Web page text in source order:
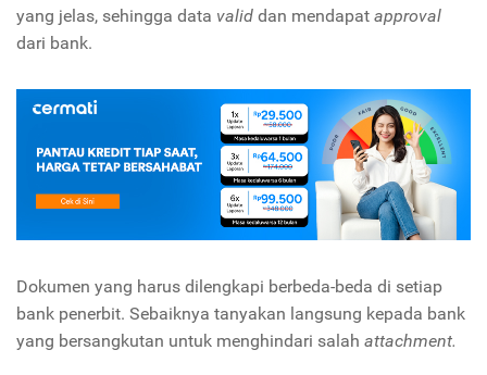
yang jelas, sehingga data valid dan mendapat approval
dari bank.
Dokumen yang harus dilengkapi berbeda-beda di setiap
bank penerbit. Sebaiknya tanyakan langsung kepada bank
yang bersangkutan untuk menghindari salah attachment.